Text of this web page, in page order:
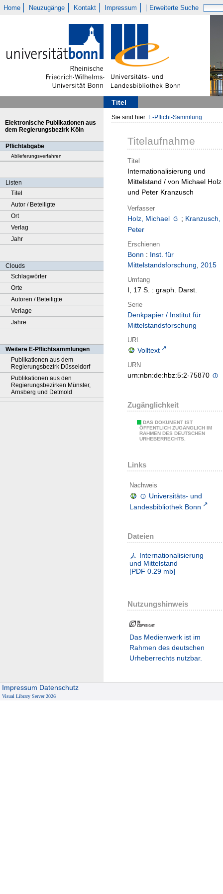
Home Neuzugänge Kontakt Impressum Erweiterte Suche
Titel
Elektronische Publikationen aus
dem Regierungsbezirk Köln
Pflichtabgabe
Ablieferungsverfahren
Listen
Titel
Autor / Beteiligte
Ort
Verlag
Jahr
Clouds
Schlagwörter
Orte
Autoren / Beteiligte
Verlage
Jahre
Weitere E-Pflichtsammlungen
Publikationen aus dem
Regierungsbezirk Düsseldorf
Publikationen aus den
Regierungsbezirken Münster,
Arnsberg und Detmold
Sie sind hier: E-Pflicht-Sammlung
Titelaufnahme
Titel
Internationalisierung und
Mittelstand / von Michael Holz
und Peter Kranzusch
Verfasser
Holz, Michael ; Kranzusch,
Peter
Erschienen
Bonn : Inst. für
Mittelstandsforschung, 2015
Umfang
I, 17 S. : graph. Darst.
Serie
Denkpapier / Institut für
Mittelstandsforschung
URL
Volltext
URN
urn:nbn:de:hbz:5:2-75870
Zugänglichkeit
DAS DOKUMENT IST
ÖFFENTLICH ZUGÄNGLICH IM
RAHMEN DES DEUTSCHEN
URHEBERRECHTS.
Links
Nachweis
Universitäts- und
Landesbibliothek Bonn
Dateien
Internationalisierung
und Mittelstand
[PDF 0.29 mb]
Nutzungshinweis
Das Medienwerk ist im
Rahmen des deutschen
Urheberrechts nutzbar.
Impressum Datenschutz
Visual Library Server 2026